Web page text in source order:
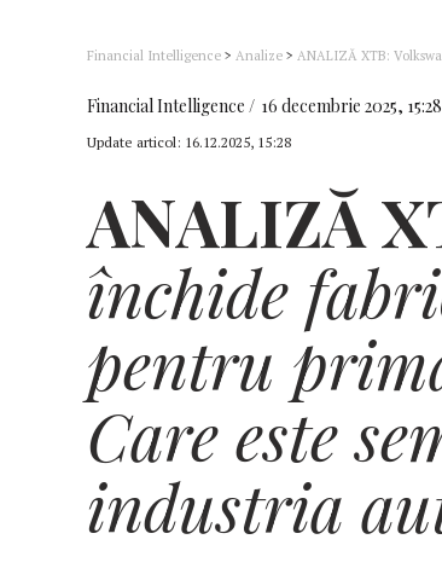
Financial Intelligence > Analize > ANALIZĂ XTB:
Financial Intelligence 16 decembrie 2025, 15:28
Update articol: 16.12.2025, 15:28
ANALIZĂ
închide
pentru
Care este
industria